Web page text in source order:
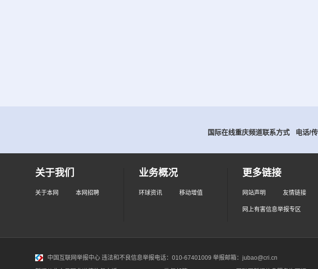
国际在线重庆频道联系方式 电话/
关于我们
关于本网 本网招聘
业务概况
环球资讯 移动增值
更多链接
网站声明 友情链接
网上有害信息举报专区
中国互联网举报中心 违法和不良信息举报电话：010-67401009 举报邮箱：jubao@cri.cn